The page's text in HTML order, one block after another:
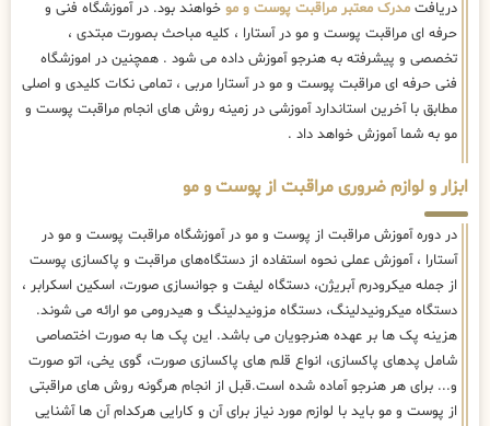
دریافت مدرک معتبر مراقبت پوست و مو خواهند بود. در آموزشگاه فنی و
حرفه ای مراقبت پوست و مو در آستارا ، کلیه مباحث بصورت مبتدی ،
تخصصی و پیشرفته به هنرجو آموزش داده می شود . همچنین در اموزشگاه
فنی حرفه ای مراقبت پوست و مو در آستارا مربی ، تمامی نکات کلیدی و اصلی
مطابق با آخرین استاندارد آموزشی در زمینه روش های انجام مراقبت پوست و
مو به شما آموزش خواهد داد .
ابزار و لوازم ضروری مراقبت از پوست و مو
در دوره آموزش مراقبت از پوست و مو در آموزشگاه مراقبت پوست و مو در
آستارا ، آموزش عملی نحوه استفاده از دستگاه‌های مراقبت و پاکسازی پوست
از جمله میکرودرم آبریژن، دستگاه لیفت و جوانسازی صورت، اسکین اسکرابر ،
دستگاه میکرونیدلینگ، دستگاه مزونیدلینگ و هیدرومی مو ارائه می شوند.
هزینه پک ها بر عهده هنرجویان می باشد. این پک ها به صورت اختصاصی
شامل پدهای پاکسازی، انواع قلم های پاکسازی صورت، گوی یخی، اتو صورت
و... برای هر هنرجو آماده شده است.قبل از انجام هرگونه روش های مراقبتی
از پوست و مو باید با لوازم مورد نیاز برای آن و کارایی هرکدام آن ها آشنایی